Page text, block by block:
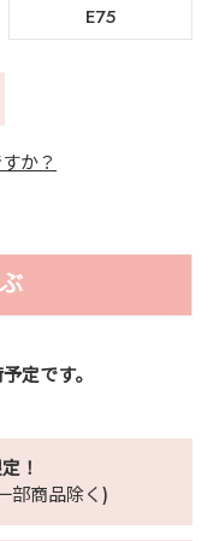
E75
か？
定です。
！
部商品除く)